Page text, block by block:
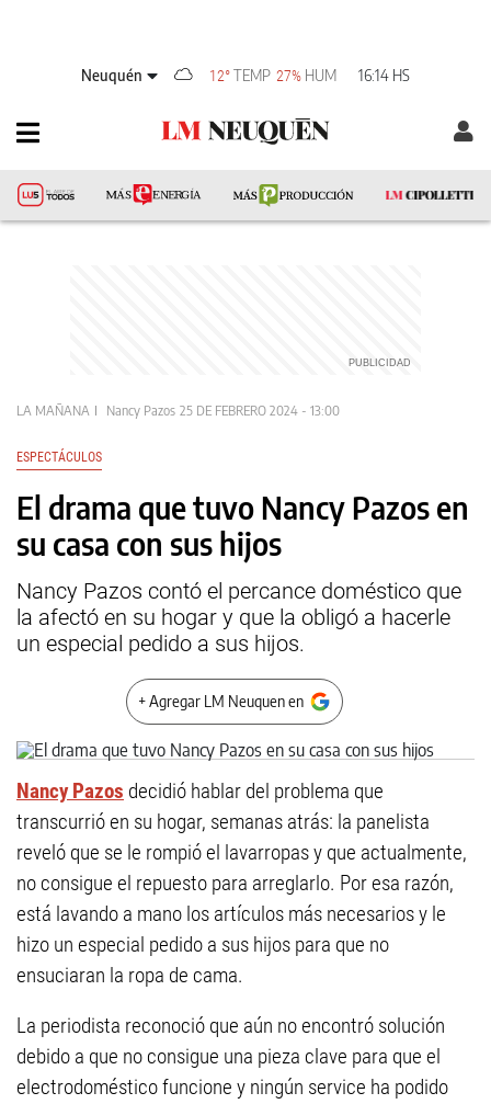
Neuquén 12° TEMP 27% HUM 16:14 HS
LA MAÑANA Nancy Pazos 25 DE FEBRERO 2024 - 13:00
ESPECTÁCULOS
El drama que tuvo Nancy Pazos en
su casa con sus hijos
Nancy Pazos contó el percance doméstico que
la afectó en su hogar y que la obligó a hacerle
un especial pedido a sus hijos.
+ Agregar LM Neuquen en
Nancy Pazos decidió hablar del problema que
transcurrió en su hogar, semanas atrás: la panelista
reveló que se le rompió el lavarropas y que actualmente,
no consigue el repuesto para arreglarlo. Por esa razón,
está lavando a mano los artículos más necesarios y le
hizo un especial pedido a sus hijos para que no
ensuciaran la ropa de cama.
La periodista reconoció que aún no encontró solución
debido a que no consigue una pieza clave para que el
electrodoméstico funcione y ningún service ha podido